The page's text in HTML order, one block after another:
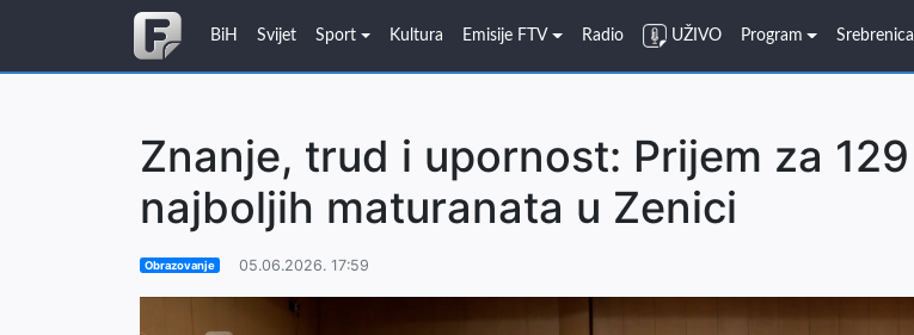
BiH Svijet Sport Kultura Emisije FTV Radio UŽIVO Program Srebrenica
Znanje, trud i upornost: Prijem za 129
najboljih maturanata u Zenici
Obrazovanje 05.06.2026. 17:59